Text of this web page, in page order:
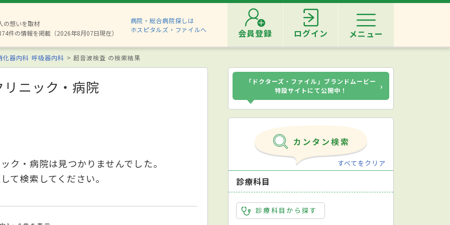
の想いを取材
件の情報を掲載（2026年8月07日現在）
病院・総合病院探しは
ホスピタルズ・ファイルへ
会員登録 ログイン メニュー
化器内科 呼吸器内科 超音波検査 の検索結果
リニック・病院
ク・病院は見つかりませんでした。
て検索してください。
「ドクターズ・ファイル」ブランドムービー
特設サイトにて公開中！
›
すべてをクリア
診療科目
診療科目から探す